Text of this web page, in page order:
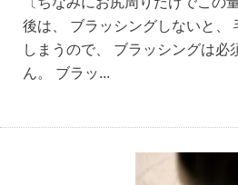
後は、 ブラッシングしないと、
しまうので、 ブラッシングは
ん。 ブラッ...